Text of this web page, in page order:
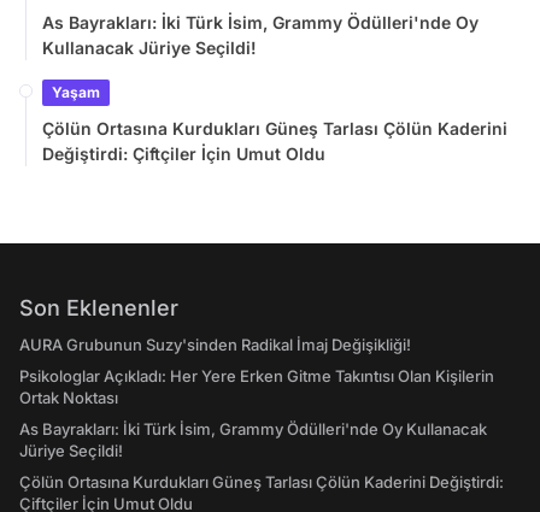
As Bayrakları: İki Türk İsim, Grammy Ödülleri'nde Oy
Kullanacak Jüriye Seçildi!
Yaşam
Çölün Ortasına Kurdukları Güneş Tarlası Çölün Kaderini
Değiştirdi: Çiftçiler İçin Umut Oldu
Son Eklenenler
AURA Grubunun Suzy'sinden Radikal İmaj Değişikliği!
Psikologlar Açıkladı: Her Yere Erken Gitme Takıntısı Olan Kişilerin
Ortak Noktası
As Bayrakları: İki Türk İsim, Grammy Ödülleri'nde Oy Kullanacak
Jüriye Seçildi!
Çölün Ortasına Kurdukları Güneş Tarlası Çölün Kaderini Değiştirdi:
Çiftçiler İçin Umut Oldu